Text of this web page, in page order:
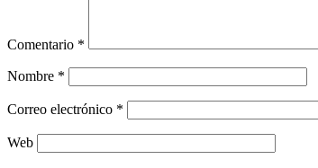
Comentario *
Nombre *
Correo electrónico *
Web